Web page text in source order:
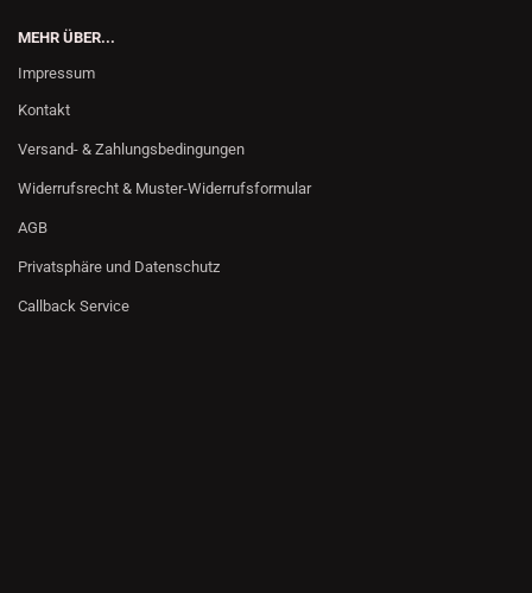
MEHR ÜBER...
Impressum
Kontakt
Versand- & Zahlungsbedingungen
Widerrufsrecht & Muster-Widerrufsformular
AGB
Privatsphäre und Datenschutz
Callback Service